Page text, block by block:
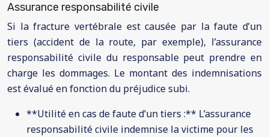
Assurance responsabilité civile
Si la fracture vertébrale est causée par la faute d’un
tiers (accident de la route, par exemple), l’assurance
responsabilité civile du responsable peut prendre en
charge les dommages. Le montant des indemnisations
est évalué en fonction du préjudice subi.
**Utilité en cas de faute d’un tiers :** L’assurance
responsabilité civile indemnise la victime pour les